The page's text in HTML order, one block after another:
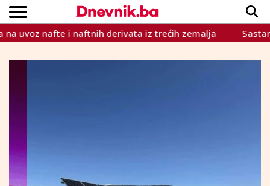
VIJESTI
SPORT
INTERVIEW
TEME
CRNA KRONIKA
LIFESTYLE
Copyright © Dnevnik.ba 2023.
nafte i naftnih derivata iz trećih zemalja Sastanak